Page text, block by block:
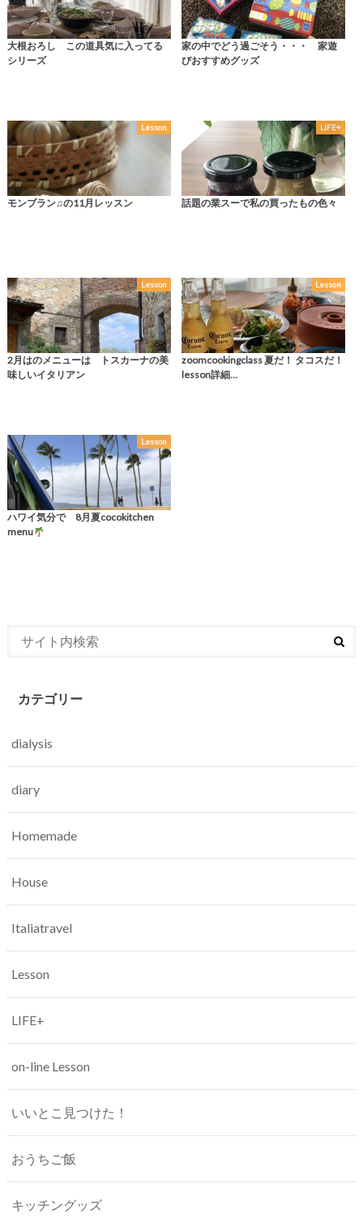
大根おろし この道具気に入ってる
シリーズ
家の中でどう過ごそう・・・ 家遊
びおすすめグッズ
Lesson
モンブラン♫の11月レッスン
LIFE+
話題の業スーで私の買ったもの色々
Lesson
2月はのメニューは トスカーナの美
味しいイタリアン
Lesson
zoomcookingclass 夏だ！ タコスだ！
lesson詳細…
Lesson
ハワイ気分で 8月夏cocokitchen
menu
カテゴリー
dialysis
diary
Homemade
House
Italiatravel
Lesson
LIFE+
on-line Lesson
いいとこ見つけた！
おうちご飯
キッチングッズ